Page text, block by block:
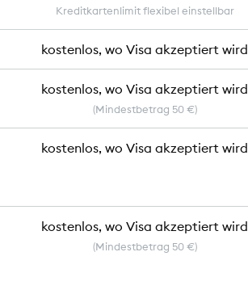
Kreditkartenlimit flexibel einstellbar
kostenlos, wo Visa akzeptiert wird
kostenlos, wo Visa akzeptiert wird
(Mindestbetrag 50 €)
kostenlos, wo Visa akzeptiert wird
kostenlos, wo Visa akzeptiert wird
(Mindestbetrag 50 €)